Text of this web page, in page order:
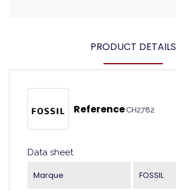
PRODUCT DETAILS
Reference CH2782
Data sheet
Marque FOSSIL